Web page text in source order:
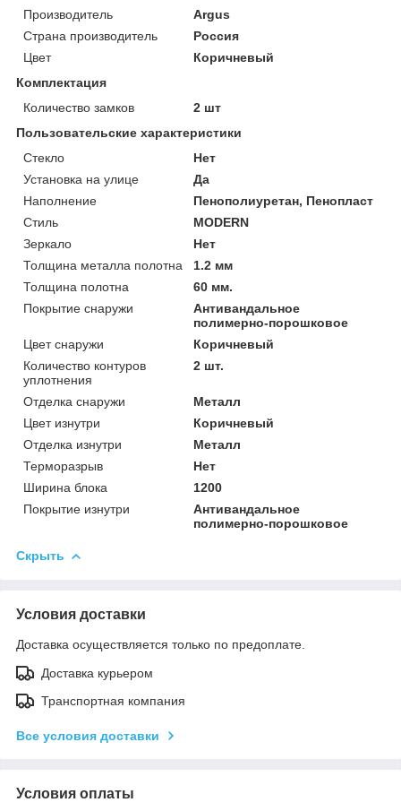
Производитель
Argus
Страна производитель
Россия
Цвет
Коричневый
Комплектация
Количество замков
2 шт
Пользовательские характеристики
Стекло
Нет
Установка на улице
Да
Наполнение
Пенополиуретан, Пенопласт
Стиль
MODERN
Зеркало
Нет
Толщина металла полотна
1.2 мм
Толщина полотна
60 мм.
Покрытие снаружи
Антивандальное
полимерно-порошковое
Цвет снаружи
Коричневый
Количество контуров
уплотнения
2 шт.
Отделка снаружи
Металл
Цвет изнутри
Коричневый
Отделка изнутри
Металл
Терморазрыв
Нет
Ширина блока
1200
Покрытие изнутри
Антивандальное
полимерно-порошковое
Скрыть
Условия доставки
Доставка осуществляется только по предоплате.
Доставка курьером
Транспортная компания
Все условия доставки
Условия оплаты